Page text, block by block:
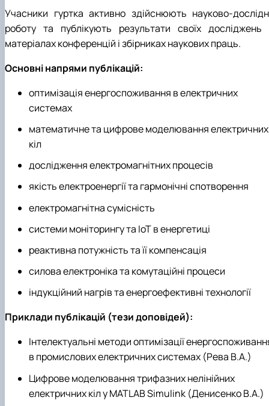
Учасники гуртка активно здійснюють науково-
роботу та публікують результати своїх досліджень
матеріалах конференцій і збірниках наукових праць.
Основні напрями публікацій:
оптимізація енергоспоживання в електричних
системах
математичне та цифрове моделювання електричних
кіл
дослідження електромагнітних процесів
якість електроенергії та гармонічні спотворення
електромагнітна сумісність
системи моніторингу та IoT в енергетиці
реактивна потужність та її компенсація
силова електроніка та комутаційні процеси
індукційний нагрів та енергоефективні технології
Приклади публікацій (тези доповідей):
Інтелектуальні методи оптимізації
в промислових електричних системах (Рева В.А.)
Цифрове моделювання трифазних нелінійних
електричних кіл у MATLAB Simulink (Денисенко В.А.)